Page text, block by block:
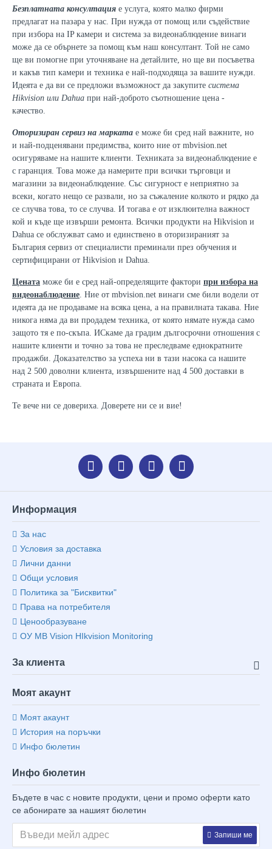
Безплатната консултация е услуга, която малко фирми
предлагат на пазара у нас. При нужда от помощ или съдействие
при избора на IP камери и система за видеонаблюдение винаги
може да се обърнете за помощ към наш консултант. Той не само
ще ви помогне при уточняване на детайлите, но ще ви посъветва
и какъв тип камери и техника е най-подходяща за вашите нужди.
Идеята е да ви се предложи възможност да закупите система
Hikvision или Dahua при най-доброто съотношение цена -
качество.
Оторизиран сервиз на марката е може би сред най важните, но
и най-подценявани предимства, които ние от mbvision.net
осигуряваме на нашите клиенти. Техниката за видеонаблюдение е
с гаранция. Това може да намерите при всички търговци и
магазини за видеонаблюдение. Със сигурност е неприятно за
всеки, когато нещо се развали, но за съжаление колкото и рядко да
се случва това, то се случва. И тогава е от изклюителна важност
кой и къде ще извърши ремонта. Всички продукти на Hikvision и
Dahua се обслужват само и единствено в оторизираният за
България сервиз от специалисти преминали през обучения и
сертифицирани от Hikvision и Dahua.
Цената може би е сред най-определящите фактори при избора на
видеонаблюдение. Ние от mbvision.net винаги сме били водели от
идеята да не продаваме на всяка цена, а на правилната такава. Ние
никога няма да ви продадем техника, от която нямате нужда само
защото тя е по-скъпа. ИСкаме да градим дългосрочни отношения с
нашите клиенти и точно за това не преследваме еднократните
продажби. Доказателство за успеха ни в тази насока са нашите
над 2 500 доволни клиента, извършените над 4 500 доставки в
страната и Европа.
Те вече ни се довериха. Доверете ни се и вие!
Информация
За нас
Условия за доставка
Лични данни
Общи условия
Политика за "Бисквитки"
Права на потребителя
Ценообразуване
ОУ MB Vision HIkvision Monitoring
За клиента
Моят акаунт
Моят акаунт
История на поръчки
Инфо бюлетин
Инфо бюлетин
Бъдете в час с новите продукти, цени и промо оферти като
се абонирате за нашият бюлетин
Запиши ме